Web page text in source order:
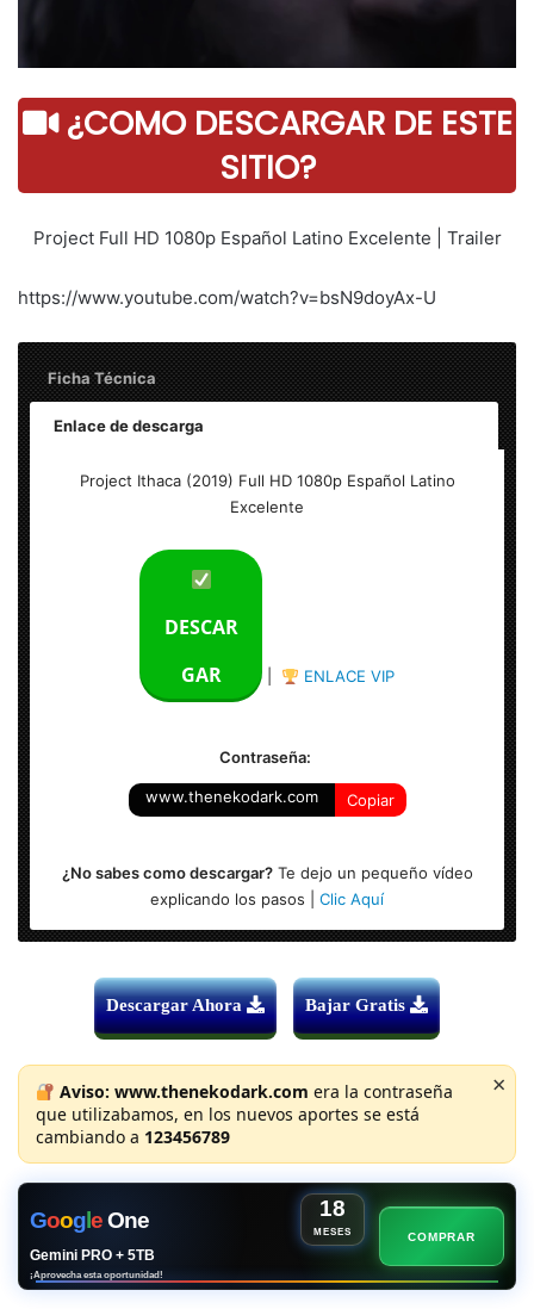
¿COMO DESCARGAR DE ESTE
SITIO?
Project Full HD 1080p Español Latino Excelente | Trailer
https://www.youtube.com/watch?v=bsN9doyAx-U
Ficha Técnica
Enlace de descarga
Excelente
Tamaño del archivo: 3.50 GB
Project Ithaca (2019) Full HD 1080p Español Latino
Excelente
DESCAR
GAR
ENLACE VIP
Contraseña:
www.thenekodark.com Copiar
¿No sabes como descargar?Te dejo un pequeño vídeo
explicando los pasos | Clic Aquí
Descargar Ahora Bajar Gratis
Aviso: www.thenekodark.com era la contraseña
que utilizabamos, en los nuevos aportes se está
cambiando a 123456789
×
GoogeOne 18
MESES
Gemini PRO + 5TB
¡Aprovecha esta oportunidad!
COMPRAR